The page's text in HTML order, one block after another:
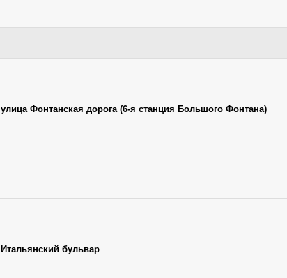
улица Фонтанская дорога (6-я станция Большого Фонтана)
Итальянский бульвар